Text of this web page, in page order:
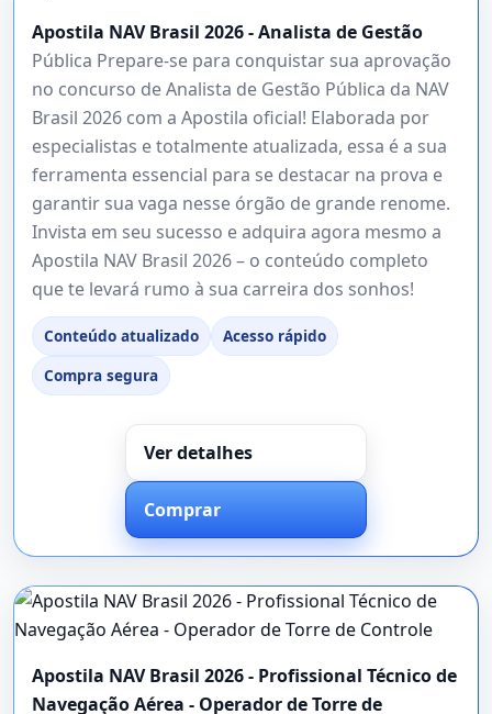
Apostila NAV Brasil 2026 - Analista de Gestão
Pública Prepare-se para conquistar sua aprovação
no concurso de Analista de Gestão Pública da NAV
Brasil 2026 com a Apostila oficial! Elaborada por
especialistas e totalmente atualizada, essa é a sua
ferramenta essencial para se destacar na prova e
garantir sua vaga nesse órgão de grande renome.
Invista em seu sucesso e adquira agora mesmo a
Apostila NAV Brasil 2026 – o conteúdo completo
que te levará rumo à sua carreira dos sonhos!
Conteúdo atualizado
Acesso rápido
Compra segura
Ver detalhes
Comprar
Apostila NAV Brasil 2026 - Profissional Técnico de
Navegação Aérea - Operador de Torre de